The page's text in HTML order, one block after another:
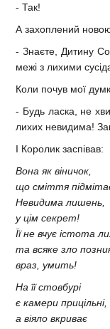
- Так!
А захоплений
- Знаєте, Дитину
межі з лихими
Коли почув мої
- Будь ласка, не
лихих невидима!
І Королик заспівав:
Вона як віничок,
що сміття
Невидима лишень,
у цім секрет!
Її не вчує істота
та всяке зло
враз, умить!
На її стовбурі
є камери прицільні,
а віяло вкриває